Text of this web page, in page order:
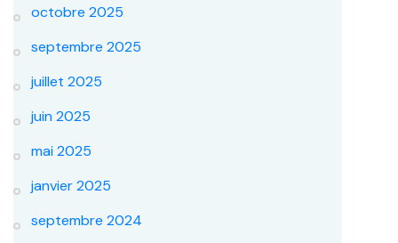
octobre 2025
septembre 2025
juillet 2025
juin 2025
mai 2025
janvier 2025
septembre 2024